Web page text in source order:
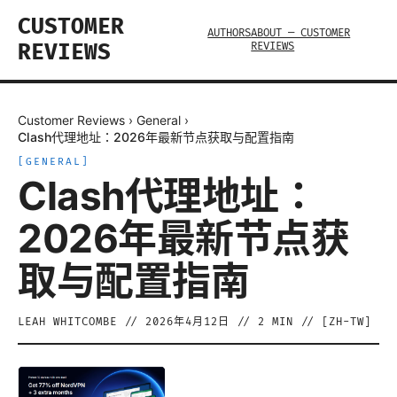
CUSTOMER
REVIEWS
AUTHORSABOUT — CUSTOMER
REVIEWS
Customer Reviews › General ›
Clash代理地址：2026年最新节点获取与配置指南
GENERAL
Clash代理地址：
2026年最新节点获
取与配置指南
LEAH WHITCOMBE // 2026年4月12日 // 2 MIN // [ ZH-TW